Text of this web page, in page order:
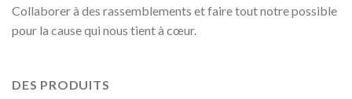
Collaborer à des rassemblements et faire tout notre possible
pour la cause qui nous tient à cœur.
DES PRODUITS